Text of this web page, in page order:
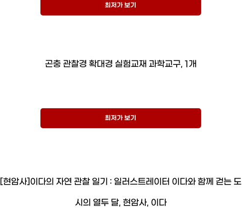
최저가 보기
곤충 관찰경 확대경 실험교재 과학교구, 1개
최저가 보기
[현암사]이다의 자연 관찰 일기 : 일러스트레이터 이다와 함께 걷는 도
시의 열두 달, 현암사, 이다